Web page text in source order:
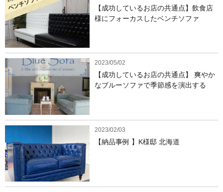
【成功しているお店の共通点】飲食店
様にフォーカスしたベンチソファ
2023/05/02
【成功しているお店の共通点】 爽やか
なブルーソファで季節感を演出する
2023/02/03
【納品事例 】K様邸 北海道